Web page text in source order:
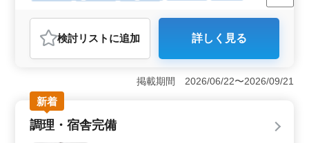
おすすめポイント
＜仕事内容の魅力＞ 大企業や官公庁からの受注が多い
会社で、様々な施設の電気工事に携われます。経験豊富
な方も歓迎しています。 ＜給与・福利厚生の魅力
＞ 年収400～660万円で、通勤手当は全額支給されま
す。健康保険・厚生年金・雇用保険・労災保険を完備し
ています。 ＜募集条件の魅力＞ 電気工事の現場管
理経験があれば応募可能です。資格保有者は優遇されま
検討リスト に追加 詳しく見る
掲載期間 2026/06/22〜2026/09/21
新着
調理・宿舎完備